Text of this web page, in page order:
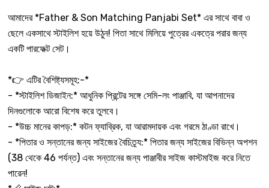
আমাদের *Father & Son Matching Panjabi Set* এর সাথে বাবা ও
ছেলে একসাথে স্টাইলিশ হয়ে উঠুন! পিতা সাথে মিলিয়ে পুত্রের একত্রে পরার জন্য
একটি পারফেক্ট সেট।
*👉 এটির বৈশিষ্ট্যসমূহ:-*
- *স্টাইলিশ ডিজাইন:* আধুনিক প্রিন্টের সঙ্গে সেমি-লং পাঞ্জাবি, যা আপনাদের
দিনগুলোকে আরো বিশেষ করে তুলবে।
- *উচ্চ মানের কাপড়:* কটন ফ্যাব্রিক, যা আরামদায়ক এবং গরমে ঠাণ্ডা রাখে।
- *পিতার ও সন্তানের জন্য সাইজের বৈচিত্র্য:* পিতার জন্য সাইজের বিভিন্ন অপশন
(38 থেকে 46 পর্যন্ত) এবং সন্তানের জন্য পাঞ্জাবীর সাইজ কাস্টমাইজ করে নিতে
পারেন!